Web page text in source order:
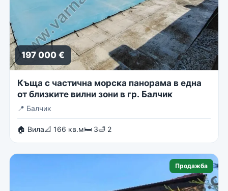
197 000 €
Къща с частична морска панорама в една
от близките вилни зони в гр. Балчик
📍 Балчик
🏠 Вила📐 166 кв.м🛏 3🛁 2
Продажба